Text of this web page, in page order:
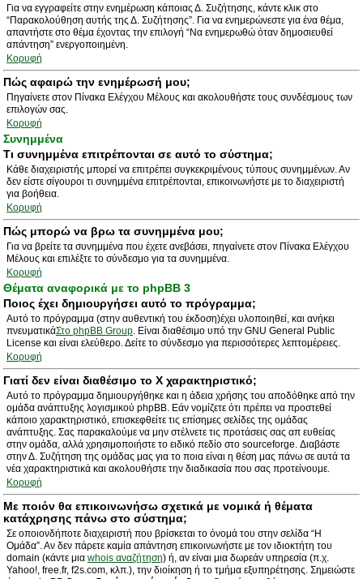
Για να εγγραφείτε στην ενημέρωση κάποιας Δ. Συζήτησης, κάντε κλικ στο
“Παρακολούθηση αυτής της Δ. Συζήτησης”. Για να ενημερώνεστε για ένα θέμα,
απαντήστε στο θέμα έχοντας την επιλογή “Να ενημερωθώ όταν δημοσιευθεί
απάντηση” ενεργοποιημένη.
Κορυφή
Πώς αφαιρώ την ενημέρωσή μου;
Πηγαίνετε στον Πίνακα Ελέγχου Μέλους και ακολουθήστε τους συνδέσμους των
επιλογών σας.
Κορυφή
Συνημμένα
Τι συνημμένα επιτρέπονται σε αυτό το σύστημα;
Κάθε διαχειριστής μπορεί να επιτρέπει συγκεκριμένους τύπους συνημμένων. Αν
δεν είστε σίγουροι τι συνημμένα επιτρέπονται, επικοινωνήστε με το διαχειριστή
για βοήθεια.
Κορυφή
Πώς μπορώ να βρω τα συνημμένα μου;
Για να βρείτε τα συνημμένα που έχετε ανεβάσει, πηγαίνετε στον Πίνακα Ελέγχου
Μέλους και επιλέξτε το σύνδεσμο για τα συνημμένα.
Κορυφή
Θέματα αναφορικά με το phpBB 3
Ποιος έχει δημιουργήσει αυτό το πρόγραμμα;
Αυτό το πρόγραμμα (στην αυθεντική του έκδοση)έχει υλοποιηθεί, και ανήκει
πνευματικάΣτο phpBB Group. Είναι διαθέσιμο υπό την GNU General Public
License και είναι ελεύθερο. Δείτε το σύνδεσμο για περισσότερες λεπτομέρειες.
Κορυφή
Γιατί δεν είναι διαθέσιμο το Χ χαρακτηριστικό;
Αυτό το πρόγραμμα δημιουργήθηκε και η άδεια χρήσης του αποδόθηκε από την
ομάδα ανάπτυξης λογισμικού phpBB. Εάν νομίζετε ότι πρέπει να προστεθεί
κάποιο χαρακτηριστικό, επισκεφθείτε τις επίσημες σελίδες της ομάδας
ανάπτυξης. Σας παρακαλούμε να μην στέλνετε τις προτάσεις σας απ ευθείας
στην ομάδα, αλλά χρησιμοποιήστε το ειδικό πεδίο στο sourceforge. Διαβάστε
στην Δ. Συζήτηση της ομάδας μας για το ποια είναι η θέση μας πάνω σε αυτά τα
νέα χαρακτηριστικά και ακολουθήστε την διαδικασία που σας προτείνουμε.
Κορυφή
Με ποιόν θα επικοινωνήσω σχετικά με νομικά ή θέματα
κατάχρησης πάνω στο σύστημα;
Σε οποιονδήποτε διαχειριστή που βρίσκεται το όνομά του στην σελίδα “Η
Ομάδα”. Αν δεν πάρετε καμία απάντηση επικοινωνήστε με τον ιδιοκτήτη του
domain (κάντε μια whois αναζήτηση) ή, αν είναι μια δωρεάν υπηρεσία (π.χ.
Yahoo!, free.fr, f2s.com, κλπ.), την διοίκηση ή το τμήμα εξυπηρέτησης. Σημειώστε